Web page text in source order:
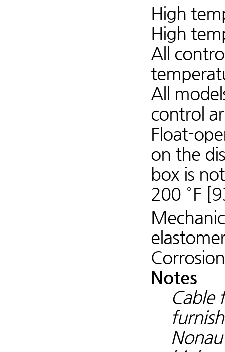
High
High
All
All
control
Float-
on the
box is
200 °F
Notes
Cable